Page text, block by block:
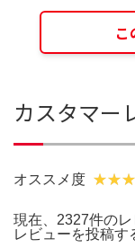
こ
カスタマー
オススメ度
現在、2327件のレ
レビューを投稿す